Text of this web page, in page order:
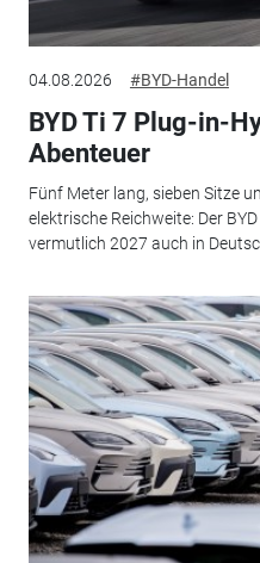
04.08.2026 #BYD-Handel
BYD Ti 7 Plug-in-
Abenteuer
Fünf Meter lang, sieben Sitze
elektrische Reichweite: Der
vermutlich 2027 auch in